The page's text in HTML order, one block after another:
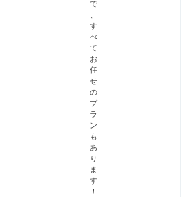
で
す
べ
て
お
任
せ
の
プ
ラ
ン
も
あ
り
ま
す
！